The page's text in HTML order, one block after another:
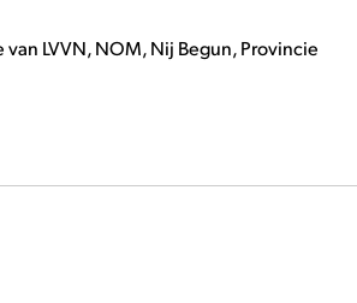
LVVN, NOM, Nij Begun, Provincie